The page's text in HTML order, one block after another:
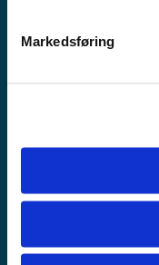
Markedsføring